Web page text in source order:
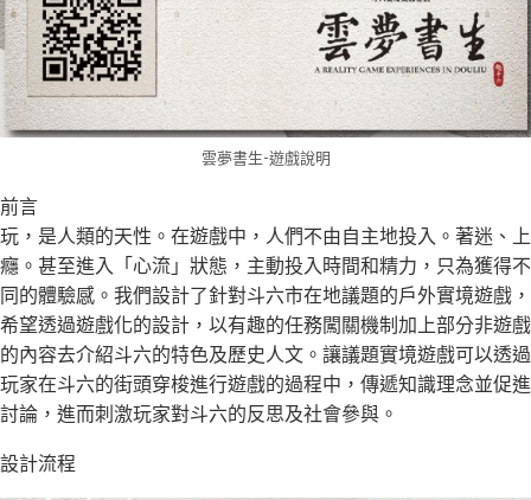
雲夢書生-遊戲說明
前言
玩，是人類的天性。在遊戲中，人們不由自主地投入。著迷、上
癮。甚至進入「心流」狀態，主動投入時間和精力，只為獲得不
同的體驗感。我們設計了針對斗六市在地議題的戶外實境遊戲，
希望透過遊戲化的設計，以有趣的任務闖關機制加上部分非遊戲
的內容去介紹斗六的特色及歷史人文。讓議題實境遊戲可以透過
玩家在斗六的街頭穿梭進行遊戲的過程中，傳遞知識理念並促進
討論，進而刺激玩家對斗六的反思及社會參與。
設計流程